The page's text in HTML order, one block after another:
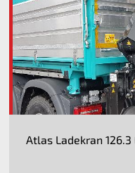
Atlas Ladekran 126.3